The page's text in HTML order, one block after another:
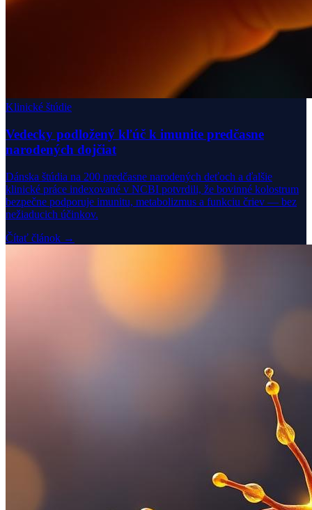
Klinické štúdie
Vedecky podložený kľúč k imunite predčasne
narodených dojčiat
Dánska štúdia na 200 predčasne narodených deťoch a ďalšie
klinické práce indexované v NCBI potvrdili, že bovinné kolostrum
bezpečne podporuje imunitu, metabolizmus a funkciu čriev — bez
nežiaducich účinkov.
Čítať článok →